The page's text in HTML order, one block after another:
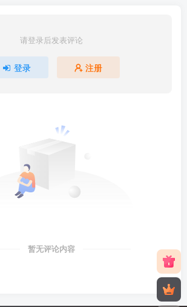
请登录后发表评论
登录 注册
暂无评论内容